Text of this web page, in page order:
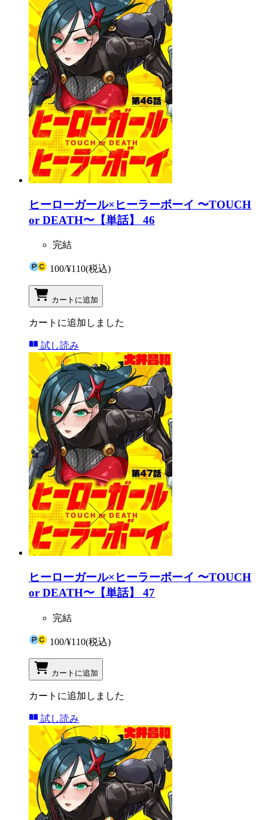
ヒーローガール×ヒーラーボーイ 〜TOUCH
or DEATH〜【単話】 46
完結
100/¥110(税込)
カートに追加
カートに追加しました
試し読み
ヒーローガール×ヒーラーボーイ 〜TOUCH
or DEATH〜【単話】 47
完結
100/¥110(税込)
カートに追加
カートに追加しました
試し読み